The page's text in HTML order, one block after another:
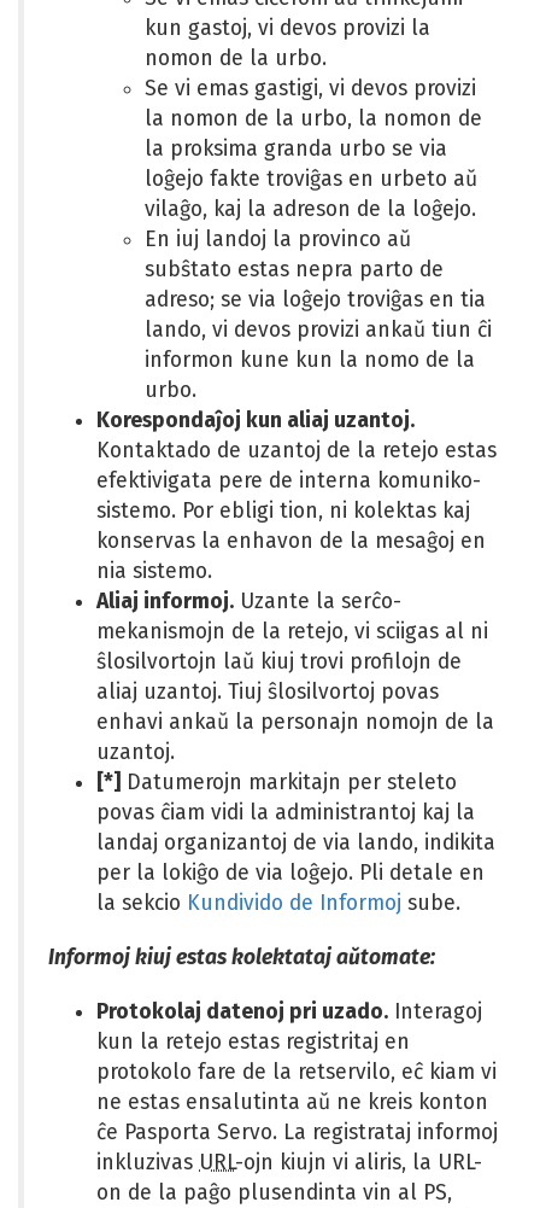
kun gastoj, vi devos provizi la
nomon de la urbo.
Se vi emas gastigi, vi devos provizi
la nomon de la urbo, la nomon de
la proksima granda urbo se via
loĝejo fakte troviĝas en urbeto aŭ
vilaĝo, kaj la adreson de la loĝejo.
En iuj landoj la provinco aŭ
subŝtato estas nepra parto de
adreso; se via loĝejo troviĝas en tia
lando, vi devos provizi ankaŭ tiun ĉi
informon kune kun la nomo de la
urbo.
Korespondaĵoj kun aliaj uzantoj.
Kontaktado de uzantoj de la retejo estas
efektivigata pere de interna komuniko-
sistemo. Por ebligi tion, ni kolektas kaj
konservas la enhavon de la mesaĝoj en
nia sistemo.
Aliaj informoj. Uzante la serĉo-
mekanismojn de la retejo, vi sciigas al ni
ŝlosilvortojn laŭ kiuj trovi profilojn de
aliaj uzantoj. Tiuj ŝlosilvortoj povas
enhavi ankaŭ la personajn nomojn de la
uzantoj.
[*]
Datumerojn markitajn per steleto
povas ĉiam vidi la administrantoj kaj la
landaj organizantoj de via lando, indikita
per la lokiĝo de via loĝejo. Pli detale en
la sekcio Kundivido de Informoj sube.
Informoj kiuj estas kolektataj aŭtomate:
Protokolaj datenoj pri uzado. Interagoj
kun la retejo estas registritaj en
protokolo fare de la retservilo, eĉ kiam vi
ne estas ensalutinta aŭ ne kreis konton
ĉe Pasporta Servo. La registrataj informoj
inkluzivas URL-ojn kiujn vi aliris, la URL-
on de la paĝo plusendinta vin al PS,